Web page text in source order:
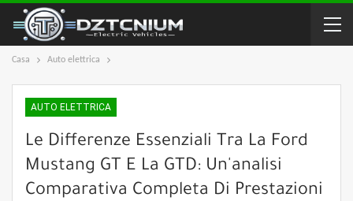
Casa Auto elettrica
AUTO ELETTRICA
Le Differenze Essenziali Tra La Ford
Mustang GT E La GTD: Un'analisi
Comparativa Completa Di Prestazioni